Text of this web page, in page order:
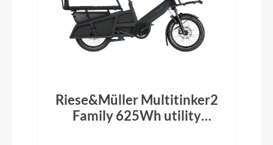
Riese&Müller Multitinker2
Family 625Wh utility